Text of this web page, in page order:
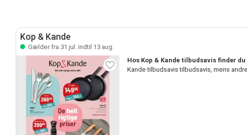
Kop & Kande
Gælder fra 31 jul. indtil 13 aug.
Hos Kop & Kande tilbudsavis finder
Kande tilbudsavis tilbudsavis, mens